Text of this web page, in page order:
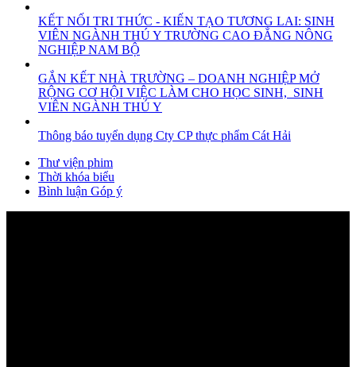
KẾT NỐI TRI THỨC - KIẾN TẠO TƯƠNG LAI: SINH
VIÊN NGÀNH THÚ Y TRƯỜNG CAO ĐẲNG NÔNG
NGHIỆP NAM BỘ
GẮN KẾT NHÀ TRƯỜNG – DOANH NGHIỆP MỞ
RỘNG CƠ HỘI VIỆC LÀM CHO HỌC SINH, SINH
VIÊN NGÀNH THÚ Y
Thông báo tuyển dụng Cty CP thực phẩm Cát Hải
Thư viện phim
Thời khóa biểu
Bình luận Góp ý